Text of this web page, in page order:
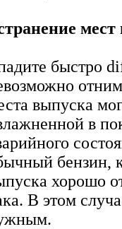
быстро
выпуска
в
бензин,
хорошо
В этом